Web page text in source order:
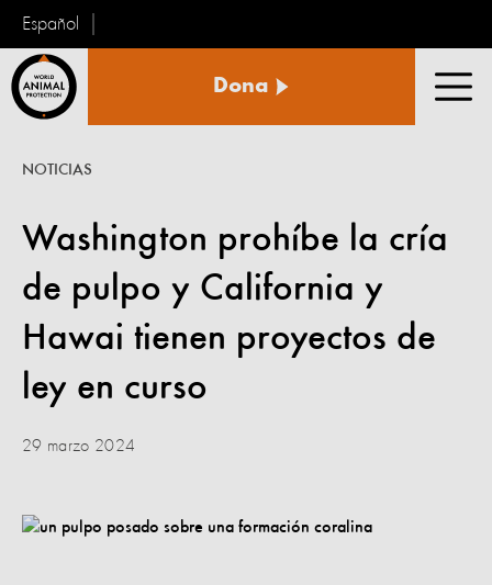
Español
Animal
Dona
Washington prohíbe la cría
de pulpo y California y
Hawai tienen proyectos de
ley en curso
NOTICIAS
29 marzo 2024